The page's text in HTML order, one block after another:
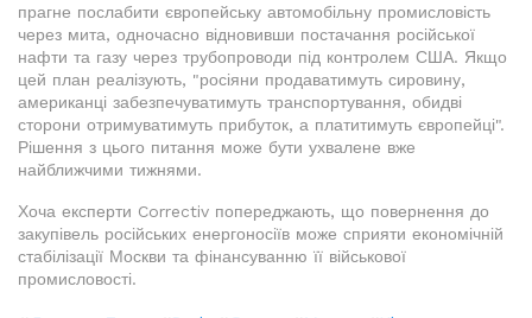
прагне послабити європейську автомобільну промисловість
через мита, одночасно відновивши постачання російської
нафти та газу через трубопроводи під контролем США. Якщо
цей план реалізують, "росіяни продаватимуть сировину,
американці забезпечуватимуть транспортування, обидві
сторони отримуватимуть прибуток, а платитимуть європейці".
Рішення з цього питання може бути ухвалене вже
найближчими тижнями.
Хоча експерти Correctiv попереджають, що повернення до
закупівель російських енергоносіїв може сприяти економічній
стабілізації Москви та фінансуванню її військової
промисловості.